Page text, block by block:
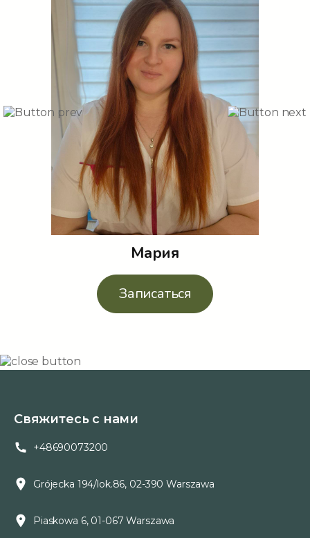
Мария
Записаться
Свяжитесь с нами
+48690073200
Grójecka 194/lok.86, 02-390 Warszawa
Piaskowa 6, 01-067 Warszawa